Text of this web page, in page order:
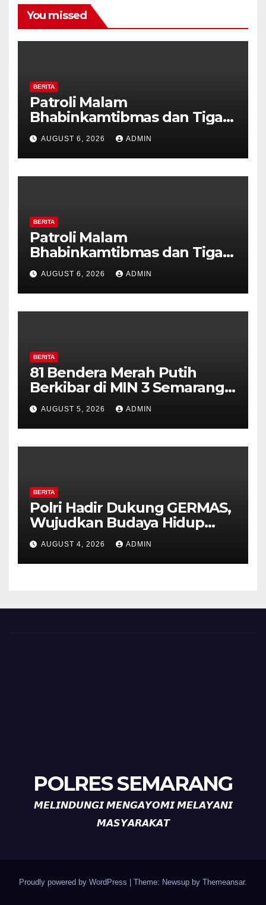
You missed
BERITA
Patroli Malam
Bhabinkamtibmas dan Tiga
Pilar Kelurahan Ungaran
Perkuat Kamtibmas, Warga
Diajak Aktifkan Ronda
AUGUST 6, 2026 ADMIN
BERITA
Patroli Malam
Bhabinkamtibmas dan Tiga
Pilar Kelurahan Ungaran
Perkuat Kamtibmas, Warga
Diajak Aktifkan Ronda
AUGUST 6, 2026 ADMIN
BERITA
81 Bendera Merah Putih
Berkibar di MIN 3 Semarang,
Bhabinkamtibmas Desa
Timpik Hadiri Peringatan
HUT ke-81 Kemerdekaan RI
AUGUST 5, 2026 ADMIN
BERITA
Polri Hadir Dukung GERMAS,
Wujudkan Budaya Hidup
Sehat di Kecamatan Pabelan
AUGUST 4, 2026 ADMIN
POLRES SEMARANG
𝙈𝙀𝙇𝙄𝙉𝘿𝙐𝙉𝙂𝙄 𝙈𝙀𝙉𝙂𝘼𝙔𝙊𝙈𝙄 𝙈𝙀𝙇𝘼𝙔𝘼𝙉𝙄
𝙈𝘼𝙎𝙔𝘼𝙍𝘼𝙆𝘼𝙏
Proudly powered by WordPress Theme: Newsup by Themeansar.